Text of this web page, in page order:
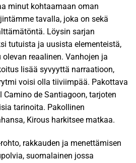
minut kohtaamaan oman
tavalla, joka on sekä
Löysin sarjan
tutuista ja uusista elementeistä,
reaalinen. Vanhojen ja
lisää syvyyttä narraatioon,
voisi olla tiiviimpää. Pakottava
Camino de Santiagoon, tarjoten
tarinoita. Pakollinen
Kirous harkitsee matkaa.
rakkauden ja menettämisen
suomalainen jossa